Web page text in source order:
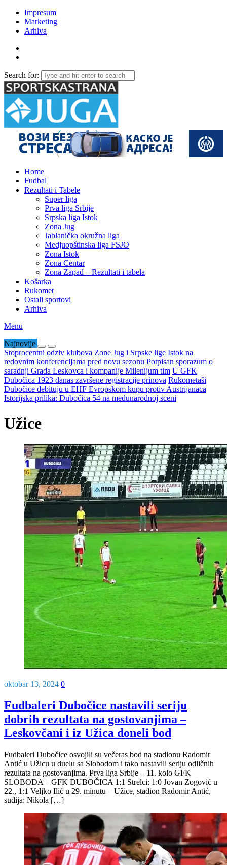
Impresum
Marketing
Arhiva
Search for:
Home
Fudbal
Rezultati i Tabele
Super liga
Prva liga Srbije
Srpska liga Istok
Zona Jug
Jablanička okružna liga
Medjuopštinska liga FSJO
Zona Istok
Zona Centar
Zona Zapad – Rezultati i tabela
Košarka
Rukomet
Ostali sportovi
Arhiva
Menu
Najnovije
Stoprocentni odziv klubova Zone Jug i Srpske lige Istok na
redovnim konferencijama pred novu sezonu Potpisan sporazum o
saradnji Grada Leskovca i kompanije Milenijum tim U GFK
Dubočica 1923 danas završene registracije prinova Rukometaši
Dubočice debituju u EHF Evropskom kupu protiv Austrijanaca
Istorijska prilika: Dubočica 54 na međunarodnoj sceni
Užice
oktobar 13, 2024 0
Fudbaleri Dubočice nastavili seriju
dobrih rezultata na gostovanjima –
Leskovčani i iz Užica doneli bod
Fudbaleri Dubočice osvojili su večeras bod na stadionu Radomir
Antić u Užicu u duelu sa Slobodom i tako nastavili seriju odličnih
rezultata na gostovanjima. Prva liga Srbije – 11. kolo GFK
SLOBODA – GFK DUBOČICA 1:1 Strelci: 1:0 Jovan Zogović u
22., 1:1 Veljko Ilić u 29. minutu – Užice, stadion Radomir Antić,
sudija: Nikola […]